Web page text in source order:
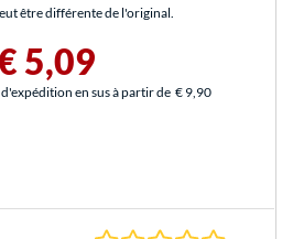
être différente de l'original.
5,09
en sus à partir de € 9,90